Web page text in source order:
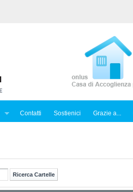
Contatti Sostienici Grazie a...